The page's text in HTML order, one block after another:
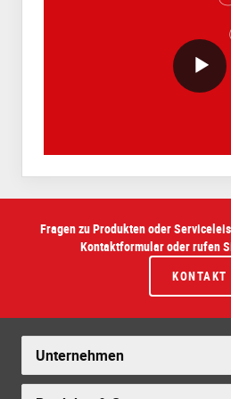
Fragen zu Produkten oder
Kontaktformular oder rufen
KONTAKT
Unternehmen